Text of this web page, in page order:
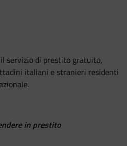
servizio di prestito gratuito,
italiani e stranieri residenti
in prestito